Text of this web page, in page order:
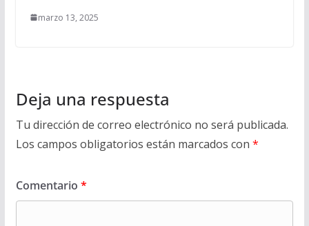
marzo 13, 2025
Deja una respuesta
Tu dirección de correo electrónico no será publicada.
Los campos obligatorios están marcados con *
Comentario *